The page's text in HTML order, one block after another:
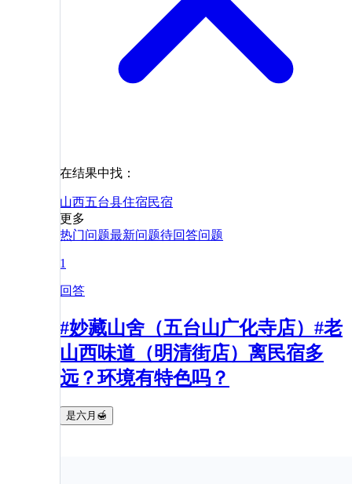
在结果中找：
山西五台县住宿民宿
更多
热门问题最新问题待回答问题
1
回答
#妙藏山舍（五台山广化寺店）#老
山西味道（明清街店）离民宿多
远？环境有特色吗？
是六月🍯